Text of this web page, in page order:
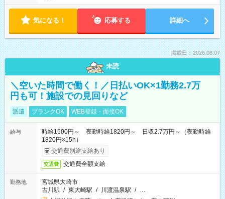
気になる！ 応募する 詳細へ
掲載日：2026.08.07
未読
＼空いた時間で働く！／日払いOK×1勤務2.7万
円も可！施設での見回りなど
派遣 ブランクOK WEB登録・面接OK
給与
時給1500円～ 夜勤時給1820円～ 日収2.7万円～（夜勤時給
1820円×15h）
交通費別途支給あり
交通費 交通費全額支給
勤務地
宮城県大崎市
古川駅 / 東大崎駅 / 川渡温泉駅 / …